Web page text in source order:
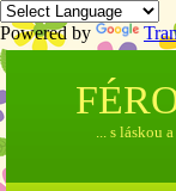
Powered by
... s láskou